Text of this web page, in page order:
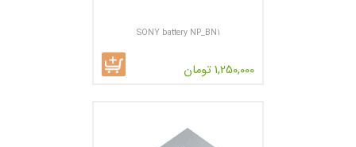
SONY battery NP_BN1
1,250,000 تومان